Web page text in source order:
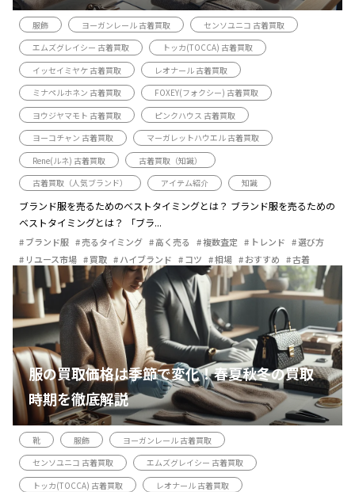
服飾 ヨーガンレール 古着買取
センソユニコ 古着買取
エムズグレイシー 古着買取
トッカ(TOCCA) 古着買取
イッセイミヤケ 古着買取
レオナール 古着買取
ミナペルホネン 古着買取
FOXEY(フォクシー) 古着買取
ヨウジヤマモト 古着買取
ピンクハウス 古着買取
ヨーコチャン 古着買取
マーガレットハウエル 古着買取
Rene(ルネ) 古着買取
古着買取（知識）
古着買取（人気ブランド）
アイテム紹介 知識
ブランド服を売るためのベストタイミングとは？ ブランド服を売るための
ベストタイミングとは？ 「ブラ...
ブランド服 売るタイミング 高く売る 複数査定 トレンド
選び方
リユース市場
買取 ハイブランド コツ 相場 おすすめ 古着
服の買取価格は季節で変化！春夏秋冬の買取
時期を徹底解説
靴 服飾
ヨーガンレール 古着買取
センソユニコ 古着買取
エムズグレイシー 古着買取
トッカ(TOCCA) 古着買取
レオナール 古着買取